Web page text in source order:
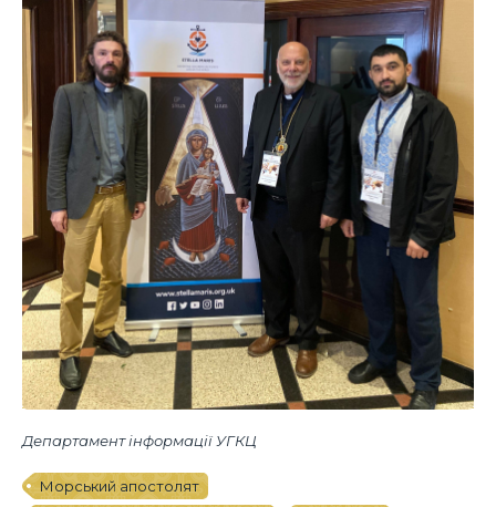
Департамент інформації УГКЦ
Морський апостолят